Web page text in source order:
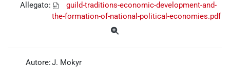
Allegato:
guild-traditions-economic-development-and-
the-formation-of-national-political-economies.pdf
Autore:J. Mokyr